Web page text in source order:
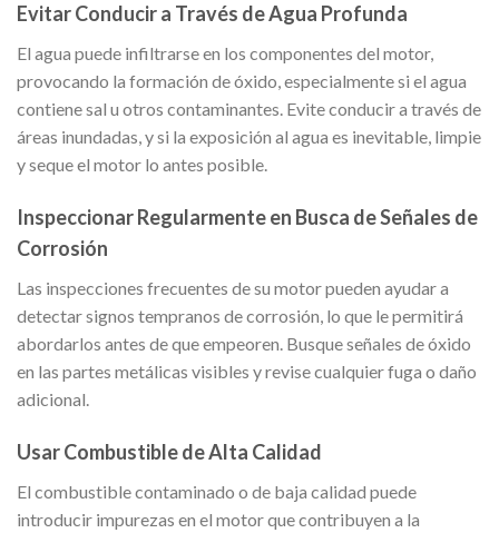
Evitar Conducir a Través de Agua Profunda
El agua puede infiltrarse en los componentes del motor,
provocando la formación de óxido, especialmente si el agua
contiene sal u otros contaminantes. Evite conducir a través de
áreas inundadas, y si la exposición al agua es inevitable, limpie
y seque el motor lo antes posible.
Inspeccionar Regularmente en Busca de Señales de
Corrosión
Las inspecciones frecuentes de su motor pueden ayudar a
detectar signos tempranos de corrosión, lo que le permitirá
abordarlos antes de que empeoren. Busque señales de óxido
en las partes metálicas visibles y revise cualquier fuga o daño
adicional.
Usar Combustible de Alta Calidad
El combustible contaminado o de baja calidad puede
introducir impurezas en el motor que contribuyen a la